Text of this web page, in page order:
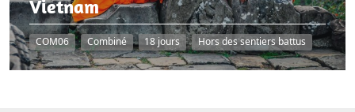
Vietnam
COM06 Combiné 18 jours Hors des sentiers battus